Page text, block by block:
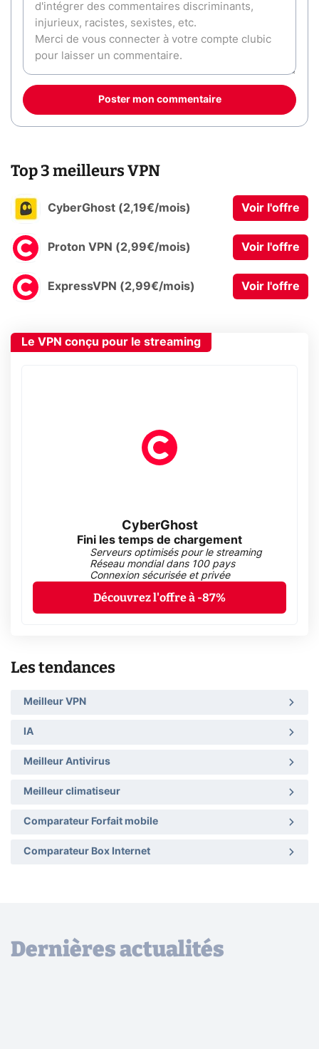
Poster mon commentaire
Top 3 meilleurs VPN
CyberGhost (2,19€/mois) Voir l'offre
Proton VPN (2,99€/mois) Voir l'offre
ExpressVPN (2,99€/mois) Voir l'offre
Le VPN conçu pour le streaming
CyberGhost
Fini les temps de chargement
Serveurs optimisés pour le streaming
Réseau mondial dans 100 pays
Connexion sécurisée et privée
Découvrez l'offre à -87%
Les tendances
Meilleur VPN
IA
Meilleur Antivirus
Meilleur climatiseur
Comparateur Forfait mobile
Comparateur Box Internet
Dernières actualités